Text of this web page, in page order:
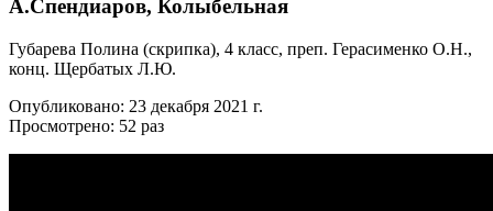
А.Спендиаров, Колыбельная
Губарева Полина (скрипка), 4 класс, преп. Герасименко О.Н.,
конц. Щербатых Л.Ю.
Опубликовано: 23 декабря 2021 г.
Просмотрено: 52 раз